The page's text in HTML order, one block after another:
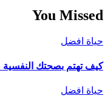
You Missed
حياة افضل
كيف تهتم بصحتك النفسية
حياة افضل